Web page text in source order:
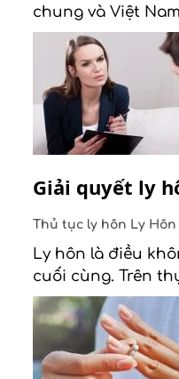
chung và Việt
Giải quyết ly
Thủ tục ly hôn Ly
Ly hôn là điều
cuối cùng. Trên